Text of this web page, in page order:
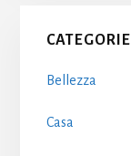
Primary
Sidebar
CATEGORIE
Bellezza
Casa